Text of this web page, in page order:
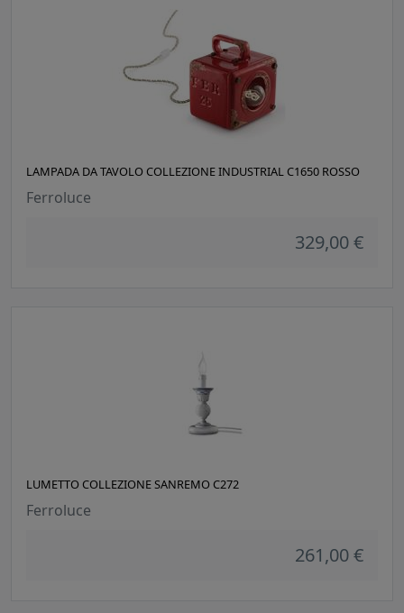
LAMPADA DA TAVOLO COLLEZIONE INDUSTRIAL C1650 ROSSO
Ferroluce
329,00 €
LUMETTO COLLEZIONE SANREMO C272
Ferroluce
261,00 €